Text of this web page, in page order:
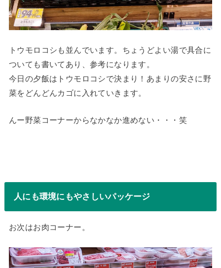
トウモロコシも並んでいます。ちょうどよい湯で具合に
ついても書いてあり、参考になります。
今日の夕飯はトウモロコシで決まり！あまりの安さに野
菜をどんどんカゴに入れていきます。
んー野菜コーナーからなかなか進めない・・・笑
人にも環境にもやさしいパッケージ
お次はお肉コーナー。